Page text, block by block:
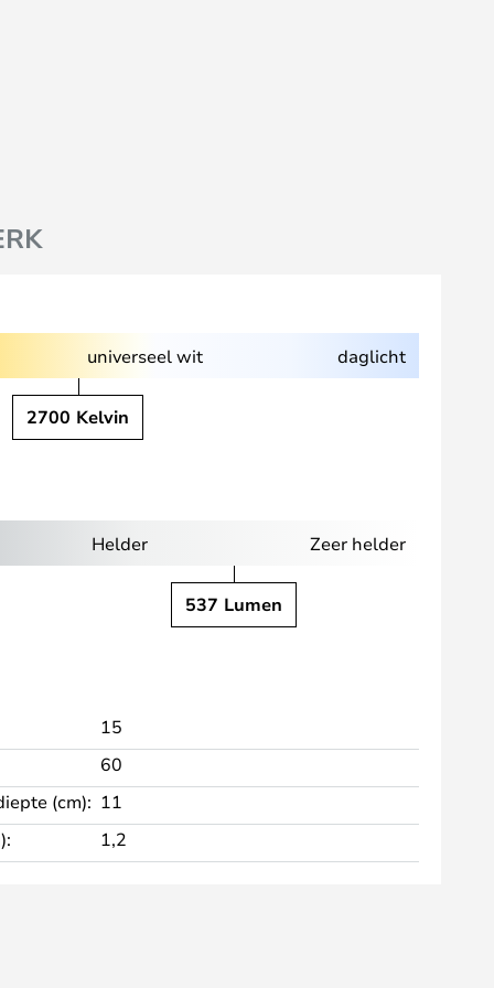
universeel wit daglicht
2700 Kelvin
Helder Zeer helder
537 Lumen
15
60
(cm): 11
1,2